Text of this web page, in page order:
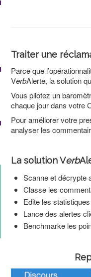
Traiter une
Parce que
VerbAlerte, la solution
Vous pilotez un
chaque jour dans votre
Pour améliorer votre
analyser les
La solution Verb
Scanne et décrypte
Classe les
Edite les
Lance des alertes
Benchmarke les